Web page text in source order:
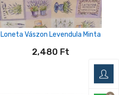
Loneta Vászon Levendula Minta
2,480 Ft